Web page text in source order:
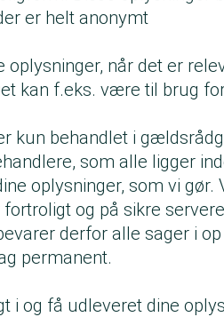
er helt anonymt
oplysninger, når det er
kan f.eks. være til brug
kun behandlet i
som alle ligger
oplysninger, som vi gør.
og på sikre
derfor alle sager i
permanent.
i og få udleveret dine